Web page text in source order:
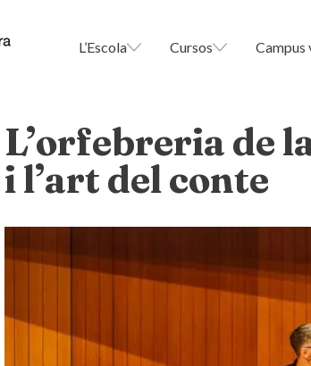
L’Escola Cursos Campus
L’orfebreria de
i l’art del conte